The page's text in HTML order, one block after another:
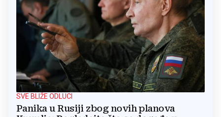
SVE BLIŽE ODLUCI
Panika u Rusiji zbog novih planova